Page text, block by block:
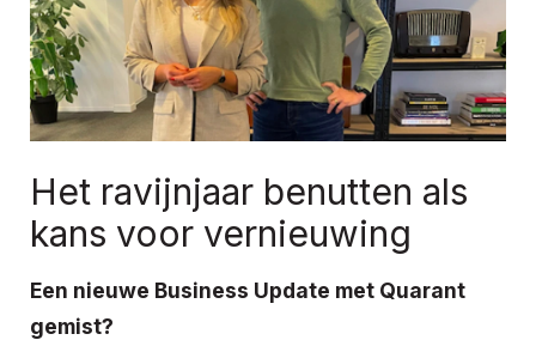
Het ravijnjaar benutten als
kans voor vernieuwing
Een nieuwe Business Update met Quarant
gemist?